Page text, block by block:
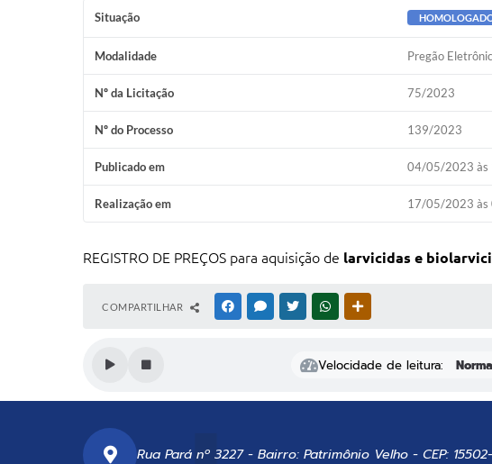
Situação
Modalidade Pregão
Nº da Licitação 75/2023
Nº do Processo 139/2023
Publicado em 04/05/2023 às
Realização em 17/05/2023 às
REGISTRO DE PREÇOS para aquisição de larvicidas e
COMPARTILHAR FACEBOOKMESSENGER
TWITTERWHATSAPP
Velocidade de leitura:
Rua Pará nº 3227 - Bairro: Patrimônio Velho - CEP: